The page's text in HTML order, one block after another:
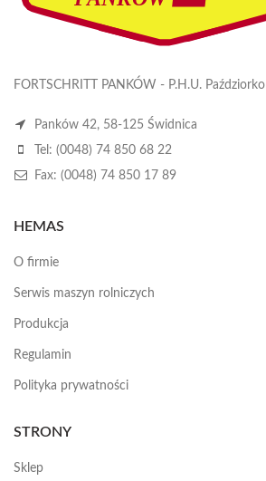
FORTSCHRITT PANKÓW - P.H.U. Paździorko
Panków 42, 58-125 Świdnica
Tel: (0048) 74 850 68 22
Fax: (0048) 74 850 17 89
HEMAS
O firmie
Serwis maszyn rolniczych
Produkcja
Regulamin
Polityka prywatności
STRONY
Sklep